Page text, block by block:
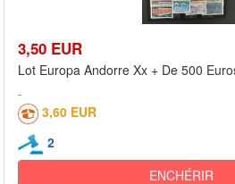
3,50 EUR
Lot Europa Andorre Xx + De 500
3,60 EUR
2
ENCHÉRIR